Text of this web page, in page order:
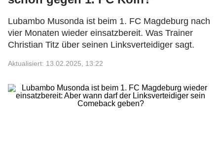
Lubambo Musonda ist beim 1. FC Magdeburg nach
vier Monaten wieder einsatzbereit. Was Trainer
Christian Titz über seinen Linksverteidiger sagt.
Aktualisiert: 13.02.2025, 13:22